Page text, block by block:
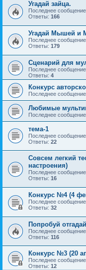
Угадай зайца.
Последнее сообщение
Ответы: 166
Угадай Мышей и
Последнее сообщение
Ответы: 179
Сценарий для
Последнее сообщение
Ответы: 4
Конкурс
Последнее сообщение
Любимые
Последнее сообщение
тема-1
Последнее сообщение
Ответы: 22
Совсем легкий
настроения)
Последнее сообщение
Ответы: 16
Конкурс №4 (4
Последнее сообщение
Ответы: 32
Попробуй отгадай
Последнее сообщение
Ответы: 116
Конкурс №3 (20
Последнее сообщение
Ответы: 12